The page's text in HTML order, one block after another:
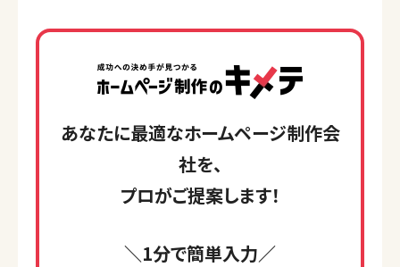
あなたに最適なホームページ制作会
社を、
プロがご提案します！
＼1分で簡単入力／